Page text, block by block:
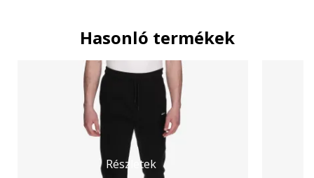
Hasonló termékek
Részletek